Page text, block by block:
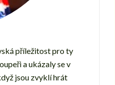
příležitost pro ty
a ukázaly se v
jsou zvyklí hrát